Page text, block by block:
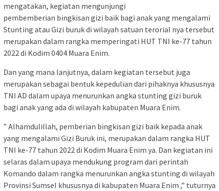
mengatakan, kegiatan mengunjungi
pembemberian bingkisan gizi baik bagi anak yang mengalami
Stunting atau Gizi buruk di wilayah satuan terorial nya tersebut
merupakan dalam rangka memperingati HUT TNI ke-77 tahun
2022 di Kodim 0404 Muara Enim.
Dan yang mana lanjutnya, dalam kegiatan tersebut juga
merupakan sebagai bentuk kepedulian dari pihaknya khususnya
TNI AD dalam upaya menurunkan angka stunting gizi buruk
bagi anak yang ada di wilayah kabupaten Muara Enim.
” Alhamdulillah, pemberian bingkisan gizi baik kepada anak
yang mengalami Gizi Buruk ini, merupakan dalam rangka HUT
TNI ke-77 tahun 2022 di Kodim Muara Enim ya. Dan kegiatan ini
selaras dalam upaya mendukung program dari perintah
Komando dalam rangka menurunkan angka stunting di wilayah
Provinsi Sumsel khususnya di kabupaten Muara Enim ,” tuturnya